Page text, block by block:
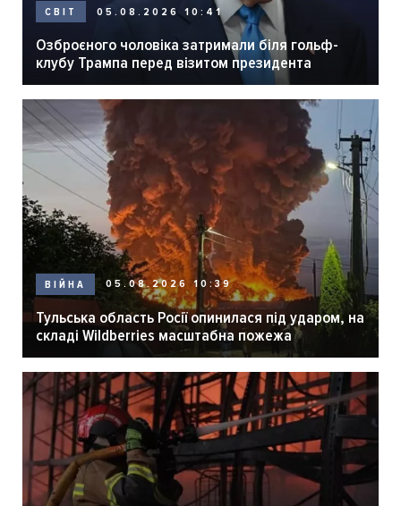
СВІТ 05.08.2026 10:41
Озброєного чоловіка затримали біля гольф-
клубу Трампа перед візитом президента
ВІЙНА 05.08.2026 10:39
Тульська область Росії опинилася під ударом, на
складі Wildberries масштабна пожежа